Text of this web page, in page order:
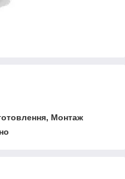
Монтаж